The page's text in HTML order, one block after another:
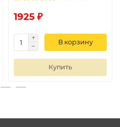
1925 ₽
В корзину
Купить